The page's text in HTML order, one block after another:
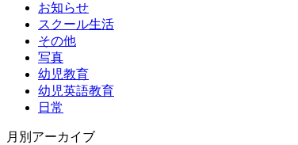
お知らせ
スクール生活
その他
写真
幼児教育
幼児英語教育
日常
月別アーカイブ